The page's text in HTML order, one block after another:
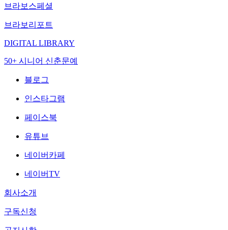
브라보스페셜
브라보리포트
DIGITAL LIBRARY
50+ 시니어 신춘문예
블로그
인스타그램
페이스북
유튜브
네이버카페
네이버TV
회사소개
구독신청